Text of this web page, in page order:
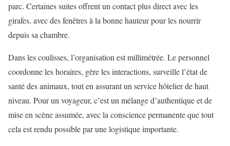
parc. Certaines suites offrent un contact plus direct avec les
girafes, avec des fenêtres à la bonne hauteur pour les nourrir
depuis sa chambre.
Dans les coulisses, l’organisation est millimétrée. Le personnel
coordonne les horaires, gère les interactions, surveille l’état de
santé des animaux, tout en assurant un service hôtelier de haut
niveau. Pour un voyageur, c’est un mélange d’authentique et de
mise en scène assumée, avec la conscience permanente que tout
cela est rendu possible par une logistique importante.